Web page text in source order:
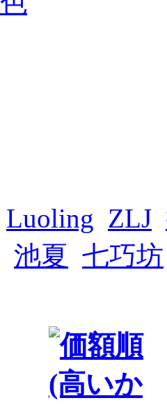
Luoling ZLJ
池夏 七巧坊